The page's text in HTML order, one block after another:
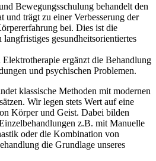
Bewegungsschulung behandelt den
und trägt zu einer Verbesserung der
bei. Dies ist die
gesundheitsorientiertes
ergänzt die Behandlung
und psychischen Problemen.
klassische Methoden mit modernen
Wir legen stets Wert auf eine
Körper und Geist. Dabei bilden
z.B. mit Manuelle
oder die Kombination von
die Grundlage unseres